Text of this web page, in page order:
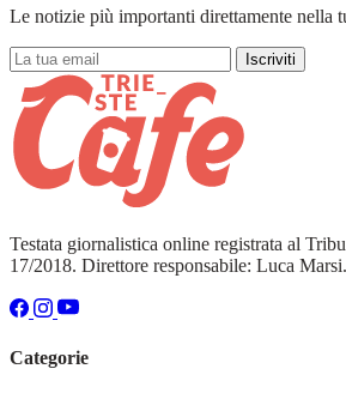
Le notizie più importanti direttamente nella
Iscriviti
Testata giornalistica online registrata al
17/2018. Direttore responsabile: Luca Marsi.
Categorie